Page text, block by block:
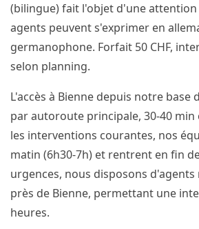
(bilingue) fait l'objet d'une
agents peuvent s'exprimer en
germanophone. Forfait 50 CHF,
selon planning.
L'accès à Bienne depuis notre base
par autoroute principale, 30-40 min
les interventions courantes, nos
matin (6h30-7h) et rentrent en fin
urgences, nous disposons
près de Bienne, permettant une
heures.